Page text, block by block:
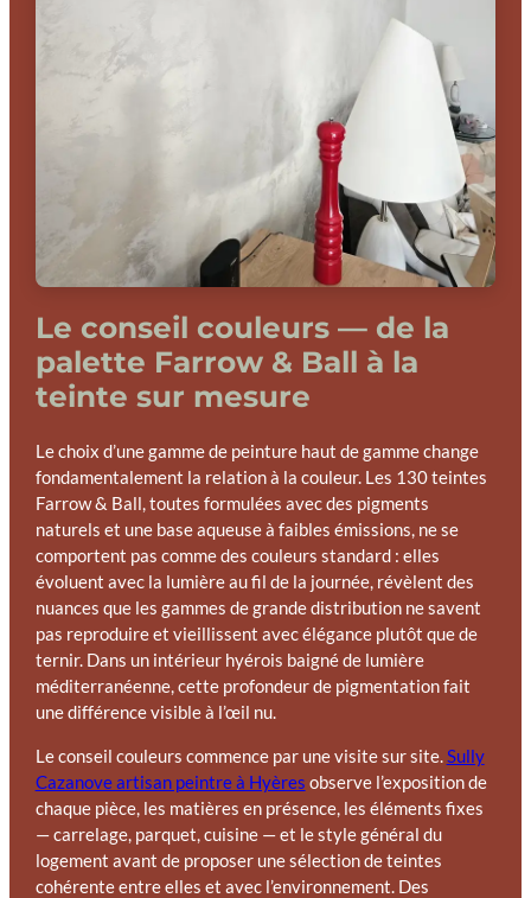
Le conseil couleurs — de la
palette Farrow & Ball à la
teinte sur mesure
Le choix d’une gamme de peinture haut de gamme change
fondamentalement la relation à la couleur. Les 130 teintes
Farrow & Ball, toutes formulées avec des pigments
naturels et une base aqueuse à faibles émissions, ne se
comportent pas comme des couleurs standard : elles
évoluent avec la lumière au fil de la journée, révèlent des
nuances que les gammes de grande distribution ne savent
pas reproduire et vieillissent avec élégance plutôt que de
ternir. Dans un intérieur hyérois baigné de lumière
méditerranéenne, cette profondeur de pigmentation fait
une différence visible à l’œil nu.
Le conseil couleurs commence par une visite sur site.Sully
Cazanove artisan peintre à Hyères observe l’exposition de
chaque pièce, les matières en présence, les éléments fixes
— carrelage, parquet, cuisine — et le style général du
logement avant de proposer une sélection de teintes
cohérente entre elles et avec l’environnement. Des